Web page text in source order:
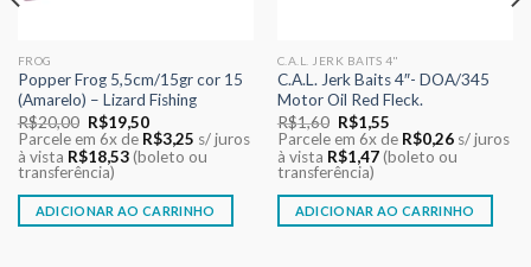
FROG
Popper Frog 5,5cm/15gr cor 15
(Amarelo) – Lizard Fishing
R$20,00 O
preço
original
era:
R$20,00.
R$19,50O
preço
atual
é:
Parcele em 6x de R$3,25 s/ juros
à vista R$18,53 (boleto ou
transferência)
ADICIONAR AO CARRINHO
C.A.L. JERK BAITS 4"
C.A.L. Jerk Baits 4″- DOA/345
Motor Oil Red Fleck.
R$1,60 O
preço
original
era:
R$1,60.
R$1,55O
preço
atual
é:
Parcele em 6x de R$0,26 s/ juros
à vista R$1,47 (boleto ou
transferência)
ADICIONAR AO CARRINHO